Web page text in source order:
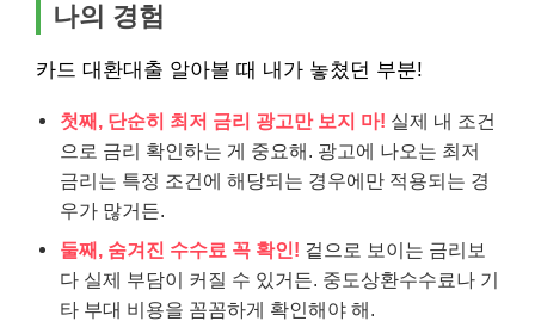
나의 경험
카드 대환대출 알아볼 때 내가 놓쳤던 부분!
첫째, 단순히 최저 금리 광고만 보지 마! 실제 내 조건
으로 금리 확인하는 게 중요해. 광고에 나오는 최저
금리는 특정 조건에 해당되는 경우에만 적용되는 경
우가 많거든.
둘째, 숨겨진 수수료 꼭 확인! 겉으로 보이는 금리보
다 실제 부담이 커질 수 있거든. 중도상환수수료나 기
타 부대 비용을 꼼꼼하게 확인해야 해.